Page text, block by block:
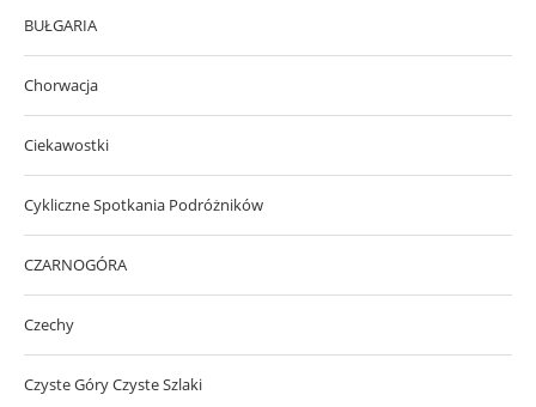
BUŁGARIA
Chorwacja
Ciekawostki
Cykliczne Spotkania Podróżników
CZARNOGÓRA
Czechy
Czyste Góry Czyste Szlaki